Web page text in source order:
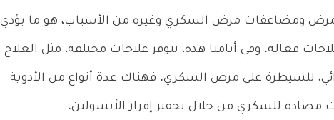
ومضاعفات مرض السكري وغيره من الأسباب، هو ما يؤدي
فعالة. وفي أيامنا هذه، تتوفر علاجات مختلفة، مثل العلاج
للسيطرة على مرض السكري. فهناك عدة أنواع من الأدوية
مضادة للسكري من خلال تحفيز إفراز الأنسولين.